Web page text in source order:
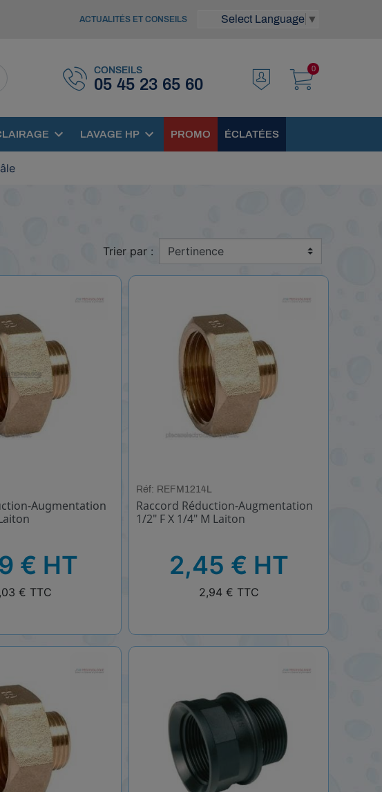
ACTUALITÉS ET CONSEILS Select Language ▼
CONSEILS
05 45 23 65 60
0
LAVAGE HP PROMO ÉCLATÉES
Trier par :
Augmentation
€ HT
€ TTC
Réf: REFM1214L
Raccord Réduction-Augmentation
1/2" F X 1/4" M Laiton
2,45 € HT
2,94 € TTC